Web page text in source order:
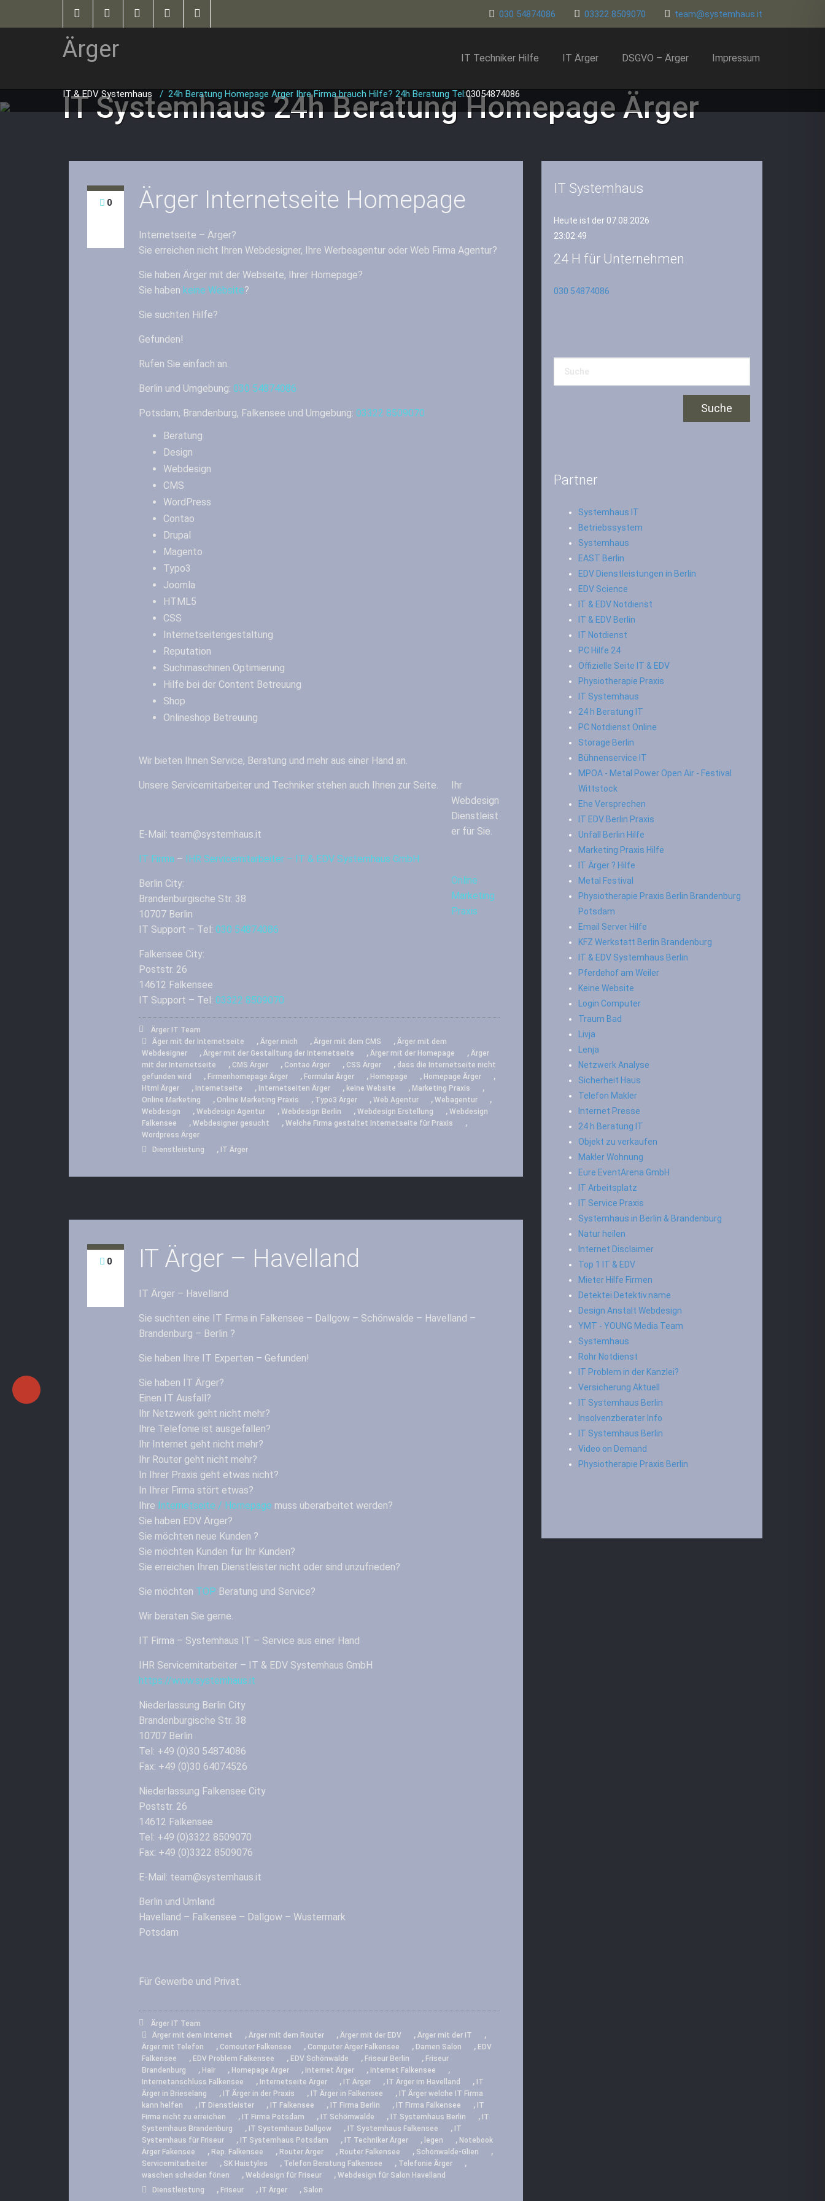
030 54874086 03322 8509070 team@systemhaus.it
Ärger IT Techniker Hilfe IT Ärger DSGVO – Ärger Impressum
IT Systemhaus 24h BeratungHomepage Ärger
IT & EDV Systemhaus / 24h Beratung Homepage Ärger Ihre Firma brauch Hilfe? 24h Beratung Tel:03054874086
0 Ärger Internetseite Homepage
Internetseite – Ärger?
Sie erreichen nicht Ihren Webdesigner, Ihre Werbeagentur oder Web Firma Agentur?
Sie haben Ärger mit der Webseite, Ihrer Homepage?
Sie haben keine Website?
Sie suchten Hilfe?
Gefunden!
Rufen Sie einfach an.
Berlin und Umgebung: 030 54874086
Potsdam, Brandenburg, Falkensee und Umgebung: 03322 8509070
Beratung
Design
Webdesign
CMS
WordPress
Contao
Drupal
Magento
Typo3
Joomla
HTML5
CSS
Internetseitengestaltung
Reputation
Suchmaschinen Optimierung
Hilfe bei der Content Betreuung
Shop
Onlineshop Betreuung
Wir bieten Ihnen Service, Beratung und mehr aus einer Hand an.
Unsere Servicemitarbeiter und Techniker stehen auch Ihnen zur Seite.
E-Mail: team@systemhaus.it
IT Firma– IHR Servicemitarbeiter – IT & EDV Systemhaus GmbH
Berlin City:
Brandenburgische Str. 38
10707 Berlin
IT Support – Tel: 030 54874086
Falkensee City:
Poststr. 26
14612 Falkensee
IT Support – Tel: 03322 8509070
Ihr
Webdesign
Dienstleist
er für Sie.
Online
Marketing
Praxis
Ärger IT Team
Äger mit der Internetseite
, Ärger mich , Ärger mit dem CMS , Ärger mit dem
Webdesigner
, Ärger mit der Gestalltung der Internetseite , Ärger mit der Homepage , Ärger
mit der Internetseite
, CMS Ärger , Contao Ärger , CSS Ärger , dass die Internetseite nicht
gefunden wird
, Firmenhomepage Ärger , Formular Ärger , Homepage , Homepage Ärger ,
Html Ärger , Internetseite , Internetseiten Ärger , keine Website , Marketing Praxis ,
Online Marketing , Online Marketing Praxis , Typo3 Ärger , Web Agentur , Webagentur ,
Webdesign , Webdesign Agentur , Webdesign Berlin , Webdesign Erstellung , Webdesign
Falkensee
, Webdesigner gesucht , Welche Firma gestaltet Internetseite für Praxis ,
Wordpress Ärger
Dienstleistung
, IT Ärger
0 IT Ärger – Havelland
IT Ärger – Havelland
Sie suchten eine IT Firma in Falkensee – Dallgow – Schönwalde – Havelland –
Brandenburg – Berlin ?
Sie haben Ihre IT Experten – Gefunden!
Sie haben IT Ärger?
Einen IT Ausfall?
Ihr Netzwerk geht nicht mehr?
Ihre Telefonie ist ausgefallen?
Ihr Internet geht nicht mehr?
Ihr Router geht nicht mehr?
In Ihrer Praxis geht etwas nicht?
In Ihrer Firma stört etwas?
Ihre Internetseite / Homepage muss überarbeitet werden?
Sie haben EDV Ärger?
Sie möchten neue Kunden ?
Sie möchten Kunden für Ihr Kunden?
Sie erreichen Ihren Dienstleister nicht oder sind unzufrieden?
Sie möchten TOP Beratung und Service?
Wir beraten Sie gerne.
IT Firma – Systemhaus IT – Service aus einer Hand
IHR Servicemitarbeiter – IT & EDV Systemhaus GmbH
https://www.systemhaus.it
Niederlassung Berlin City
Brandenburgische Str. 38
10707 Berlin
Tel: +49 (0)30 54874086
Fax: +49 (0)30 64074526
Niederlassung Falkensee City
Poststr. 26
14612 Falkensee
Tel: +49 (0)3322 8509070
Fax: +49 (0)3322 8509076
E-Mail: team@systemhaus.it
Berlin und Umland
Havelland – Falkensee – Dallgow – Wustermark
Potsdam
Für Gewerbe und Privat.
Ärger IT Team
Ärger mit dem Internet
, Ärger mit dem Router , Ärger mit der EDV , Ärger mit der IT ,
Ärger mit Telefon , Comouter Falkensee , Computer Ärger Falkensee , Damen Salon , EDV
Falkensee
, EDV Problem Falkensee , EDV Schönwalde , Friseur Berlin , Friseur
Brandenburg
, Hair , Homepage Ärger , Internet Ärger , Internet Falkensee ,
Internetanschluss Falkensee , Internetseite Ärger , IT Ärger , IT Ärger im Havelland , IT
Ärger in Brieselang
, IT Ärger in der Praxis , IT Ärger in Falkensee , IT Ärger welche IT Firma
kann helfen
, IT Dienstleister , IT Falkensee , IT Firma Berlin , IT Firma Falkensee , IT
Firma nicht zu erreichen
, IT Firma Potsdam , IT Schömwalde , IT Systemhaus Berlin , IT
Systemhaus Brandenburg
, IT Systemhaus Dallgow , IT Systemhaus Falkensee , IT
Systemhaus für Friseur
, IT Systemhaus Potsdam , IT Techniker Ärger , legen , Notebook
Ärger Fakensee
, Rep. Falkensee , Router Ärger , Router Falkensee , Schönwalde-Glien ,
Servicemitarbeiter , SK Haistyles , Telefon Beratung Falkensee , Telefonie Ärger ,
waschen scheiden fönen , Webdesign für Friseur , Webdesign für Salon Havelland
Dienstleistung
, Friseur , IT Ärger , Salon
IT Systemhaus
Heute ist der 07.08.2026
23:02:50
24 H für Unternehmen
030 54874086
Partner
Systemhaus IT
Betriebssystem
Systemhaus
EAST Berlin
EDV Dienstleistungen in Berlin
EDV Science
IT & EDV Notdienst
IT & EDV Berlin
IT Notdienst
PC Hilfe 24
Offizielle Seite IT & EDV
Physiotherapie Praxis
IT Systemhaus
24 h Beratung IT
PC Notdienst Online
Storage Berlin
Bühnenservice IT
MPOA - Metal Power Open Air - Festival
Wittstock
Ehe Versprechen
IT EDV Berlin Praxis
Unfall Berlin Hilfe
Marketing Praxis Hilfe
IT Ärger ? Hilfe
Metal Festival
Physiotherapie Praxis Berlin Brandenburg
Potsdam
Email Server Hilfe
KFZ Werkstatt Berlin Brandenburg
IT & EDV Systemhaus Berlin
Pferdehof am Weiler
Keine Website
Login Computer
Traum Bad
Livja
Lenja
Netzwerk Analyse
Sicherheit Haus
Telefon Makler
Internet Presse
24 h Beratung IT
Objekt zu verkaufen
Makler Wohnung
Eure EventArena GmbH
IT Arbeitsplatz
IT Service Praxis
Systemhaus in Berlin & Brandenburg
Natur heilen
Internet Disclaimer
Top 1 IT & EDV
Mieter Hilfe Firmen
Detektei Detektiv.name
Design Anstalt Webdesign
YMT - YOUNG Media Team
Systemhaus
Rohr Notdienst
IT Problem in der Kanzlei?
Versicherung Aktuell
IT Systemhaus Berlin
Insolvenzberater Info
IT Systemhaus Berlin
Video on Demand
Physiotherapie Praxis Berlin